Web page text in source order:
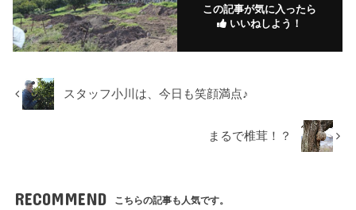
この記事が気に入ったら
いいねしよう！
スタッフ小川は、今日も笑顔満点♪
まるで椎茸！？
RECOMMEND こちらの記事も人気です。